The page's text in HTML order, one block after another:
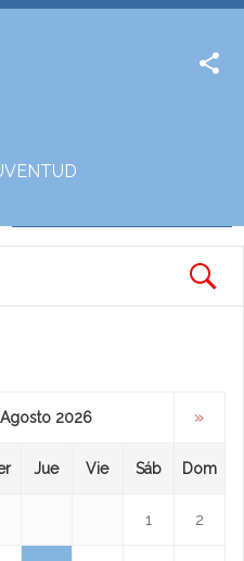
Agosto 2026 »
Jue Vie Sáb Dom
1 2